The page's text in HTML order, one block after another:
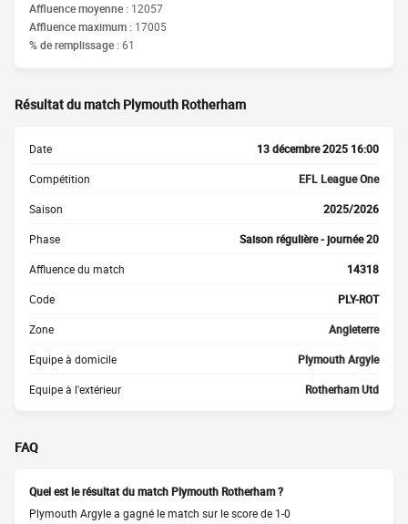
Affluence moyenne : 12057
Affluence maximum : 17005
% de remplissage :61
Résultat du match Plymouth Rotherham
Date 13 décembre 2025 16:00
Compétition EFL League One
Saison 2025/2026
Phase Saison régulière - journée 20
Affluence du match 14318
Code PLY-ROT
Zone Angleterre
Equipe à domicile Plymouth Argyle
Equipe à l'extérieur Rotherham Utd
FAQ
Quel est le résultat du match Plymouth Rotherham ?
Plymouth Argyle a gagné le match sur le score de 1-0